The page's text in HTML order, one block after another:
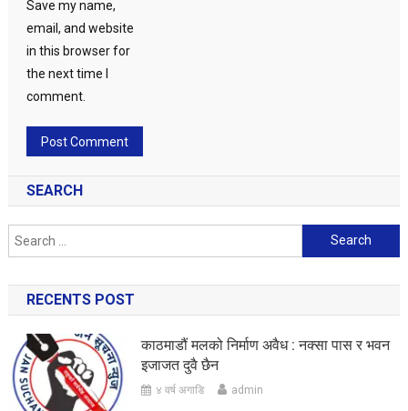
Save my name,
email, and website
in this browser for
the next time I
comment.
SEARCH
Search
for:
RECENTS POST
काठमाडौं मलको निर्माण अवैध : नक्सा पास र भवन
इजाजत दुवै छैन
४ वर्ष अगाडि admin